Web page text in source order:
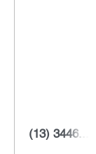
(13) 3446...